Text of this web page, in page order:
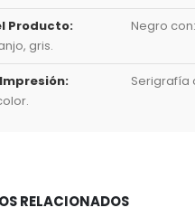
Producto:
Negro
gris.
Serigrafía
RELACIONADOS